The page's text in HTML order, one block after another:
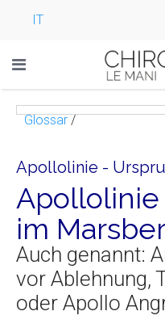
IT
Glossar/
Apollolinie -
im
Auch genannt:
vor Ablehnung,
oder Apollo